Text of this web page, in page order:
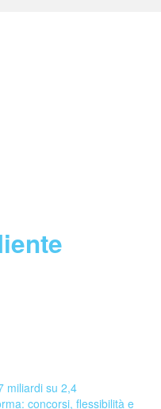
miliardi su 2,4
concorsi, flessibilità e